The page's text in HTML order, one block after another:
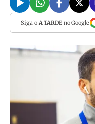
Siga o A TARDEno Google